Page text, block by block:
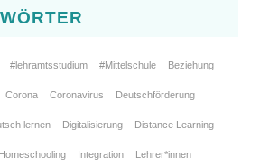
#lehramtsstudium #Mittelschule Beziehung
Corona Coronavirus Deutschförderung
lernen Digitalisierung Distance Learning
Homeschooling Integration Lehrer*innen